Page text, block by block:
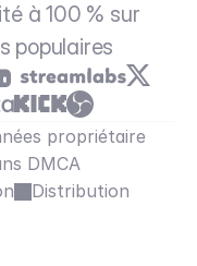
à 100 % sur
populaires
propriétaire
DMCA
Distribution